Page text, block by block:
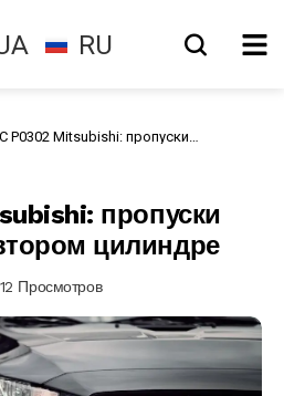
RU
P0302 Mitsubishi: пропуски
пропуски
цилиндре
Просмотров